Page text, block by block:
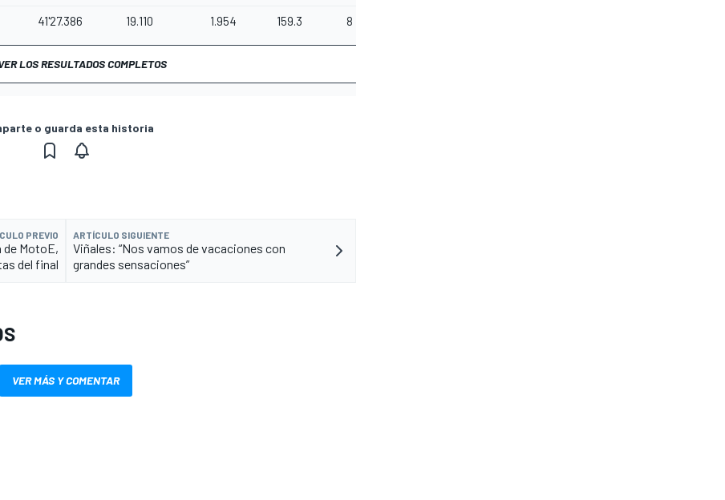
41'27.386 19.110 1.954 159.3 8
LOS RESULTADOS COMPLETOS
o guarda esta historia
PREVIO
de MotoE,
del final
ARTÍCULO SIGUIENTE
Viñales: “Nos vamos de vacaciones con
grandes sensaciones”
VER MÁS Y COMENTAR